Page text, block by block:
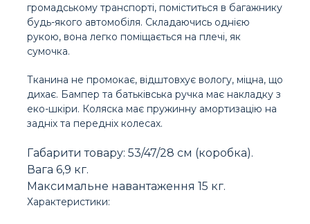
громадському транспорті, поміститься в багажнику
будь-якого автомобіля. Складаючись однією
рукою, вона легко поміщається на плечі, як
сумочка.
Тканина не промокає, відштовхує вологу, міцна, що
дихає. Бампер та батьківська ручка має накладку з
еко-шкіри. Коляска має пружинну амортизацію на
задніх та передніх колесах.
Габарити товару: 53/47/28 см (коробка).
Вага 6,9 кг.
Максимальне навантаження 15 кг.
Характеристики: